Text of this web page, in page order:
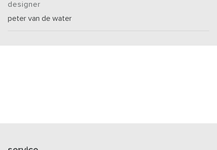
designer
peter van de water